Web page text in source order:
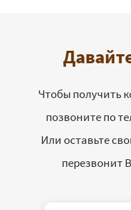
Чтобы получить
позвоните по
Или оставьте
перезвонит